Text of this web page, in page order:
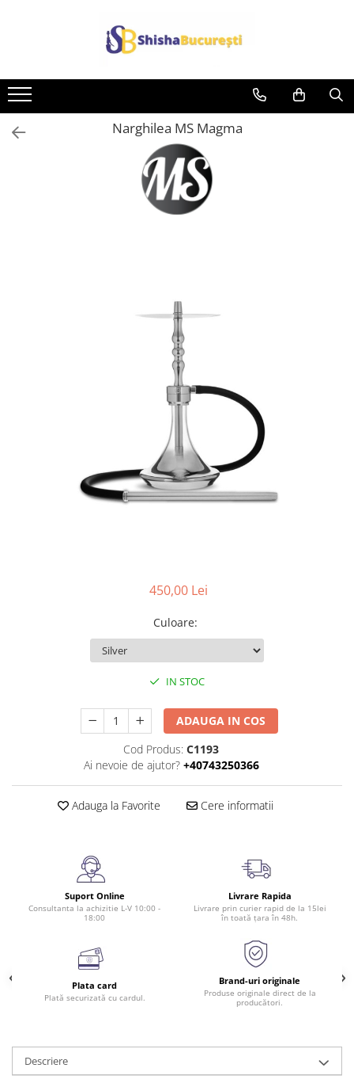
Narghilea MS Magma
450,00 Lei
Culoare:
IN STOC
ADAUGA IN COS
Cod Produs: C1193
Ai nevoie de ajutor? +40743250366
Adauga la Favorite Cere informatii
Suport Online
Consultanta la achizitie L-V 10:00 -
18:00
Livrare Rapida
Livrare prin curier rapid de la 15lei
în toată țara în 48h.
Plata card
Plată securizată cu cardul.
Brand-uri originale
Produse originale direct de la
producători.
Descriere